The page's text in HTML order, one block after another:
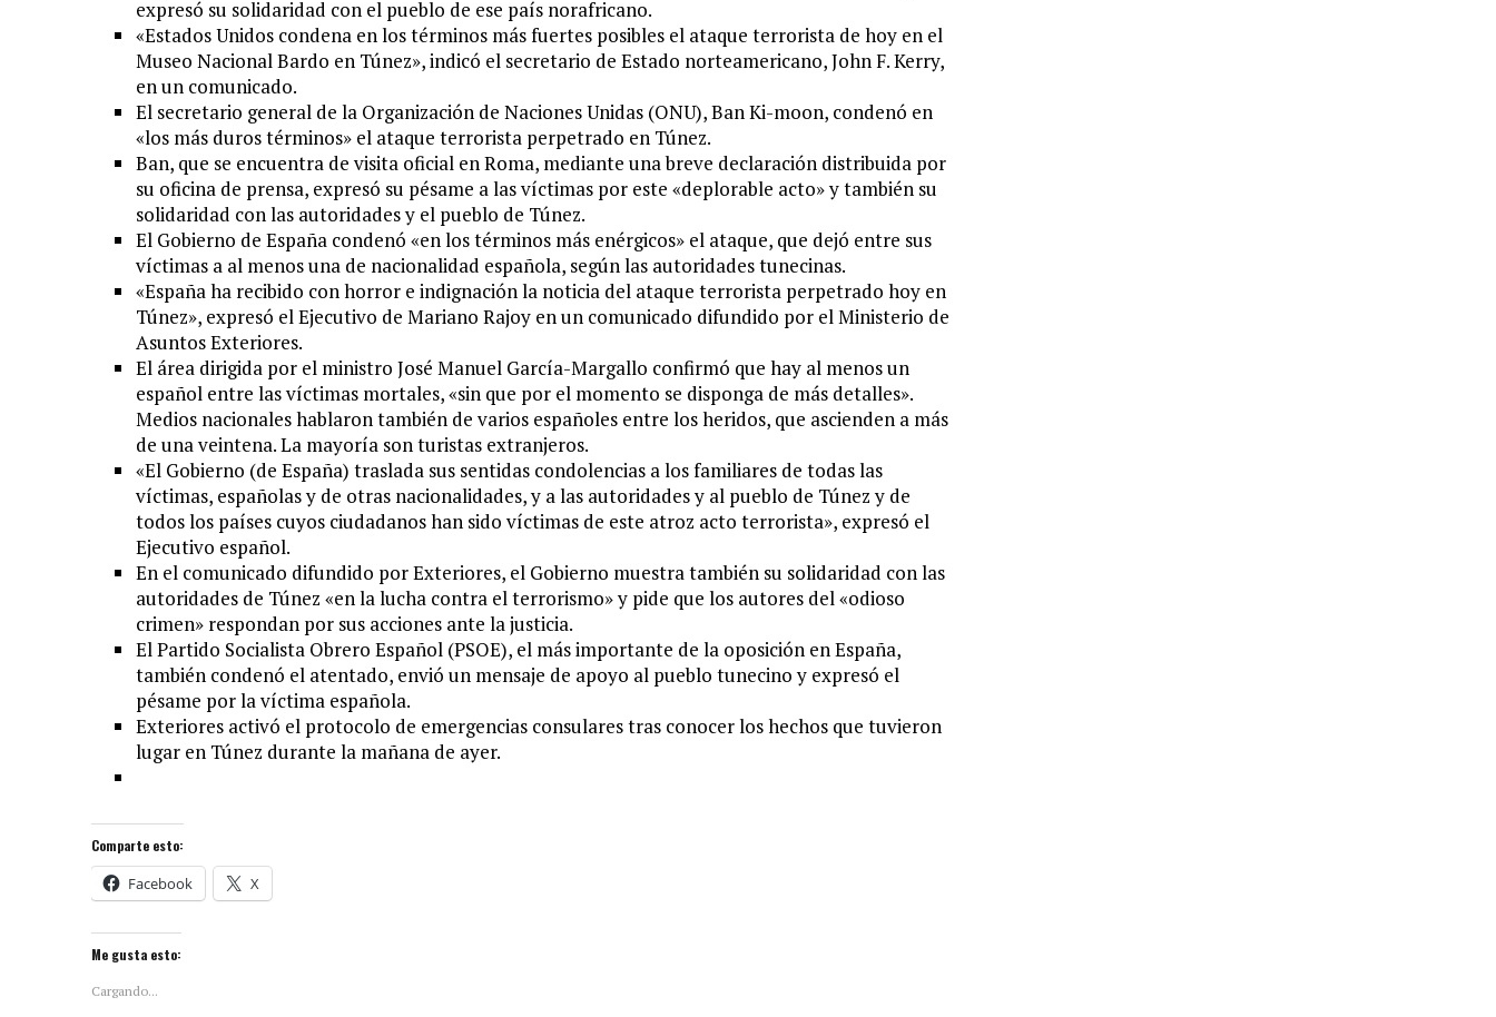
expresó su solidaridad con el pueblo de ese país norafricano.
«Estados Unidos condena en los términos más fuertes posibles el ataque terrorista de hoy en el
Museo Nacional Bardo en Túnez», indicó el secretario de Estado norteamericano, John F. Kerry,
en un comunicado.
El secretario general de la Organización de Naciones Unidas (ONU), Ban Ki-moon, condenó en
«los más duros términos» el ataque terrorista perpetrado en Túnez.
Ban, que se encuentra de visita oficial en Roma, mediante una breve declaración distribuida por
su oficina de prensa, expresó su pésame a las víctimas por este «deplorable acto» y también su
solidaridad con las autoridades y el pueblo de Túnez.
El Gobierno de España condenó «en los términos más enérgicos» el ataque, que dejó entre sus
víctimas a al menos una de nacionalidad española, según las autoridades tunecinas.
«España ha recibido con horror e indignación la noticia del ataque terrorista perpetrado hoy en
Túnez», expresó el Ejecutivo de Mariano Rajoy en un comunicado difundido por el Ministerio de
Asuntos Exteriores.
El área dirigida por el ministro José Manuel García-Margallo confirmó que hay al menos un
español entre las víctimas mortales, «sin que por el momento se disponga de más detalles».
Medios nacionales hablaron también de varios españoles entre los heridos, que ascienden a más
de una veintena. La mayoría son turistas extranjeros.
«El Gobierno (de España) traslada sus sentidas condolencias a los familiares de todas las
víctimas, españolas y de otras nacionalidades, y a las autoridades y al pueblo de Túnez y de
todos los países cuyos ciudadanos han sido víctimas de este atroz acto terrorista», expresó el
Ejecutivo español.
En el comunicado difundido por Exteriores, el Gobierno muestra también su solidaridad con las
autoridades de Túnez «en la lucha contra el terrorismo» y pide que los autores del «odioso
crimen» respondan por sus acciones ante la justicia.
El Partido Socialista Obrero Español (PSOE), el más importante de la oposición en España,
también condenó el atentado, envió un mensaje de apoyo al pueblo tunecino y expresó el
pésame por la víctima española.
Exteriores activó el protocolo de emergencias consulares tras conocer los hechos que tuvieron
lugar en Túnez durante la mañana de ayer.
Comparte esto:
Facebook X
Me gusta esto:
Cargando...